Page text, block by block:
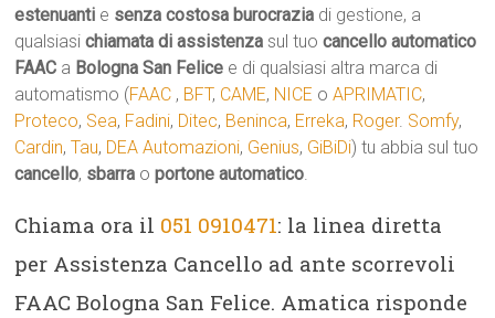
estenuanti e senza costosa burocrazia di gestione, a
qualsiasichiamata di assistenza sul tuocancello automatico
FAAC a Bologna San Felice e di qualsiasi altra marca di
automatismo (FAAC , BFT, CAME, NICE oAPRIMATIC,
Proteco, Sea, Fadini, Ditec, Beninca, Erreka, Roger. Somfy,
Cardin,Tau, DEA Automazioni, Genius, GiBiDi) tu abbia sul tuo
cancello, sbarra oportone automatico.
Chiama ora il 051 0910471: la linea diretta
per Assistenza Cancello ad ante scorrevoli
FAAC Bologna San Felice. Amatica risponde